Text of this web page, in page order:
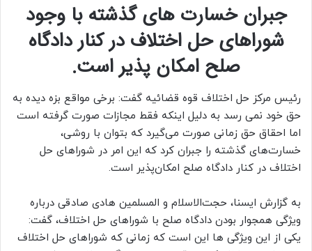
جبران خسارت های گذشته با وجود
شوراهای حل اختلاف در کنار دادگاه
صلح امکان پذیر است.
رئیس مرکز حل اختلاف قوه قضائیه گفت: برخی مواقع بزه دیده به
حق خود نمی رسد به دلیل اینکه فقط مجازات صورت گرفته است
اما احقاق حق زمانی صورت می‌گیرد که بتوان با روشی،
خسارت‌های گذشته را جبران کرد که این امر در شوراهای حل
اختلاف در کنار دادگاه صلح امکان‌پذیر است.
به گزارش ایسنا، حجت‌الاسلام و المسلمین هادی صادقی درباره
ویژگی‌ همجوار بودن دادگاه صلح با شوراهای حل اختلاف، گفت:
یکی از این ویژگی ها این است که زمانی که شوراهای حل اختلاف